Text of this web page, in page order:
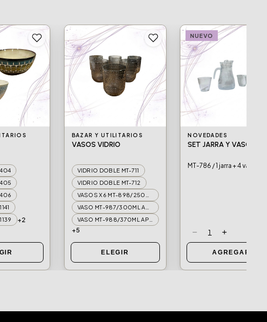
+2
BAZAR Y UTILITARIOS
VASOS VIDRIO
VIDRIO DOBLE MT-711
VIDRIO DOBLE MT-712
+5
ELEGIR
NUEVO
NOVEDADES
SET JARRA Y VASOS
MT-786 / 1 jarra + 4 vasos
− 1 +
AGREGAR